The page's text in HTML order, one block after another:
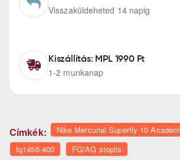
Visszaküldeheted 14 napig
Kiszállítás: MPL 1990 Ft
1-2 munkanap
Címkék:
Nike Mercurial Superfly 10
fq1456-400
FG/AG stoplis